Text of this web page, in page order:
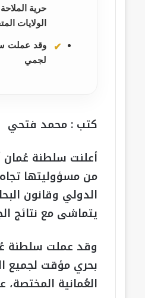
حرية
الولايات
وقد عملت
لجمي
كتب : محمد فتحي
أعلنت سلطنة
من مسؤوليتها تجاه
الدولي وقانون
يتماشى مع نتائج
وقد عملت سلطنة
بحري مؤقت لجميع
العُمانية المختصة،